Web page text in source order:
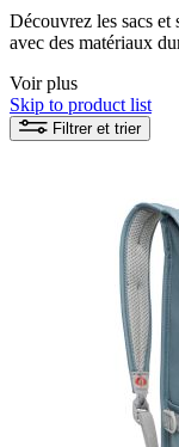
Découvrez les sacs
avec des matériaux
pendant longtemps.
Voir plus
Skip to product list
Filtrer et trier